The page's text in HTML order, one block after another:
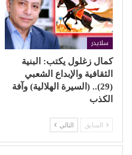
سلايدر
كمال زغلول يكتب: البنية
الثقافية والإبداع الشعبي
(29).. (السيرة الهلالية) وآفة
الكذب
السابق التالي